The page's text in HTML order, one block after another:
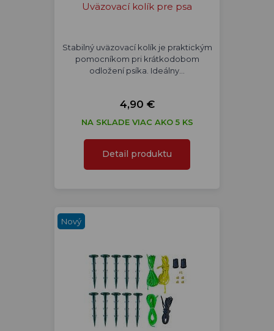
Uväzovací kolík pre psa
Stabilný uväzovací kolík je praktickým
pomocníkom pri krátkodobom
odložení psíka. Ideálny…
4,90 €
NA SKLADE VIAC AKO 5 KS
Detail produktu
Nový